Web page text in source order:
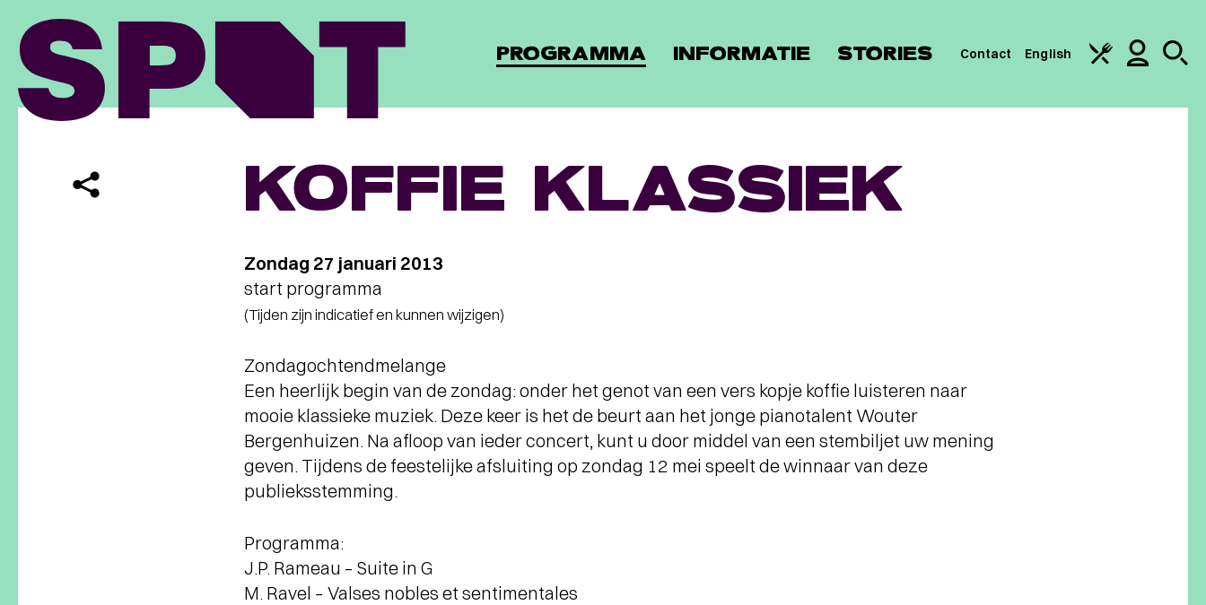
PROGRAMMA INFORMATIE STORIES Contact English
KOFFIE KLASSIEK
Zondag 27 januari 2013
start programma
(Tijden zijn indicatief en kunnen wijzigen)
Zondagochtendmelange
Een heerlijk begin van de zondag: onder het genot van een vers kopje koffie luisteren naar
mooie klassieke muziek. Deze keer is het de beurt aan het jonge pianotalent Wouter
Bergenhuizen. Na afloop van ieder concert, kunt u door middel van een stembiljet uw mening
geven. Tijdens de feestelijke afsluiting op zondag 12 mei speelt de winnaar van deze
publieksstemming.
Programma:
J.P. Rameau – Suite in G
M. Ravel – Valses nobles et sentimentales